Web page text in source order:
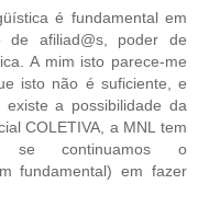
é fundamental em
de afiliad@s, poder de
A mim isto parece-me
isto não é suficiente, e
a possibilidade da
COLETIVA, a MNL tem
se continuamos o
fundamental) em fazer